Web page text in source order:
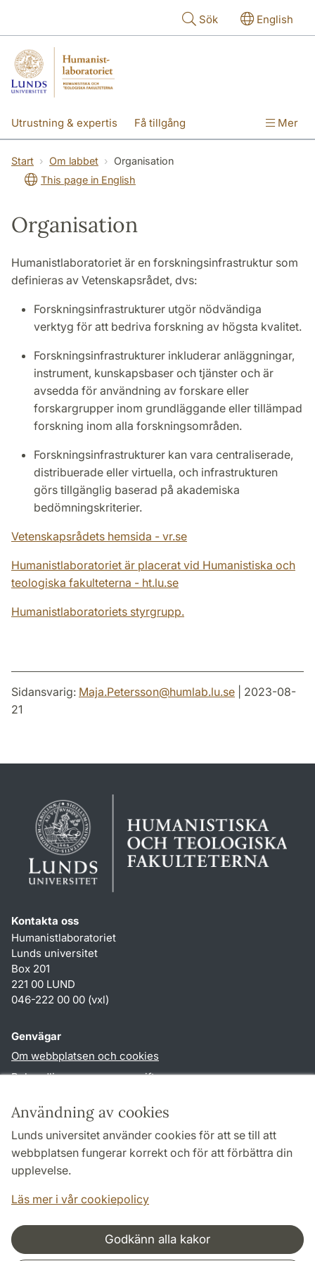
Användning av cookies
Lunds universitet använder cookies för att se till att
webbplatsen fungerar korrekt och för att förbättra din
upplevelse.
Läs mer i vår cookiepolicy
Godkänn alla kakor
Sök English
Utrustning & expertis Få tillgång
Om labbet
Mer
Start Om labbet
Organisation
This page in English
Organisation
Humanistlaboratoriet är en forskningsinfrastruktur som
definieras av Vetenskapsrådet, dvs:
Forskningsinfrastrukturer utgör nödvändiga
verktyg för att bedriva forskning av högsta kvalitet.
Forskningsinfrastrukturer inkluderar anläggningar,
instrument, kunskapsbaser och tjänster och är
avsedda för användning av forskare eller
forskargrupper inom grundläggande eller tillämpad
forskning inom alla forskningsområden.
Forskningsinfrastrukturer kan vara centraliserade,
distribuerade eller virtuella, och infrastrukturen
görs tillgänglig baserad på akademiska
bedömningskriterier.
Vetenskapsrådets hemsida - vr.se
Humanistlaboratoriet är placerat vid Humanistiska och
teologiska fakulteterna - ht.lu.se
Humanistlaboratoriets styrgrupp.
Sidansvarig: Maja.Petersson@humlab.lu.se | 2023-08-
21
Kontakta oss
Humanistlaboratoriet
Lunds universitet
Box 201
221 00 LUND
046-222 00 00 (vxl)
Genvägar
Om webbplatsen och cookies
Behandling av personuppgifter
TYPO3-login
Följ oss i sociala medier
LinkedIn
Samarbeten och nätverk